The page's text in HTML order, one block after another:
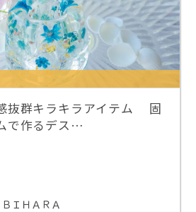
抜群キラキラアイテム 固
で作るデス…
ＩＨＡＲＡ